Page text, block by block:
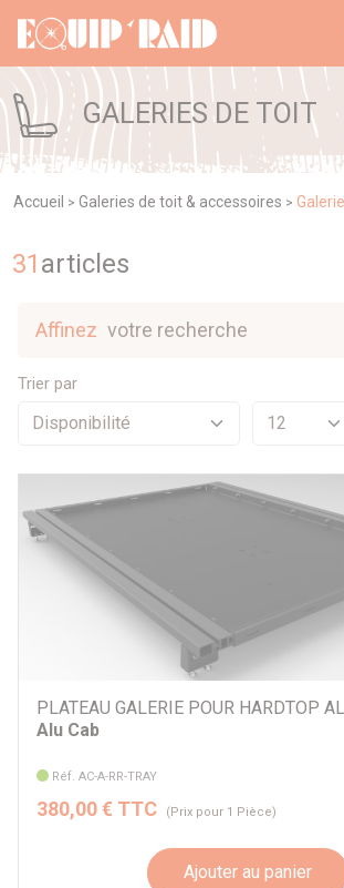
GALERIES DE TOIT
Accueil > Galeries de toit & accessoires >
31 articles
Trier par
PLATEAU GALERIE POUR HARDTOP
Alu Cab
Réf. AC-A-RR-TRAY
380,00 € TTC (Prix pour 1 Pièce)
Ajouter au panier
Affinez votre recherche
Promotions
Par prix
ARB
Rhino Rack
TOYOTA
Panneau de gestion des cookies